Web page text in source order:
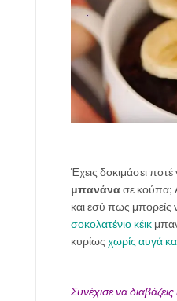
Έχεις δοκιμάσει ποτέ
μπανάνασε κούπα;
και εσύ πως μπορείς
σοκολατένιο κέικ
κυρίως χωρίς αυγά
Συνέχισε να